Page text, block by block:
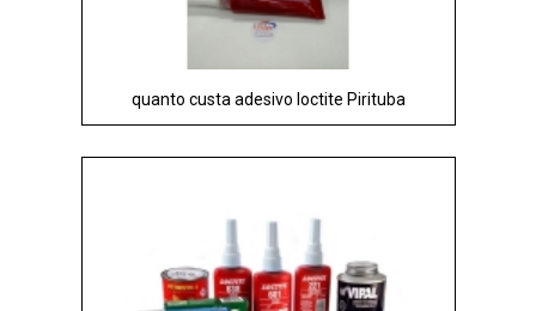
quanto custa adesivo loctite Pirituba